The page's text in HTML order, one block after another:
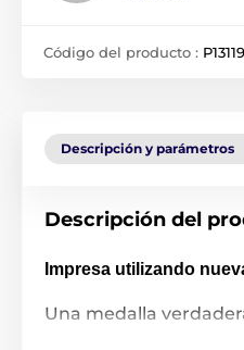
Código del producto :
Descripción y parámetros
Descripción del
Impresa utilizando
Una medalla